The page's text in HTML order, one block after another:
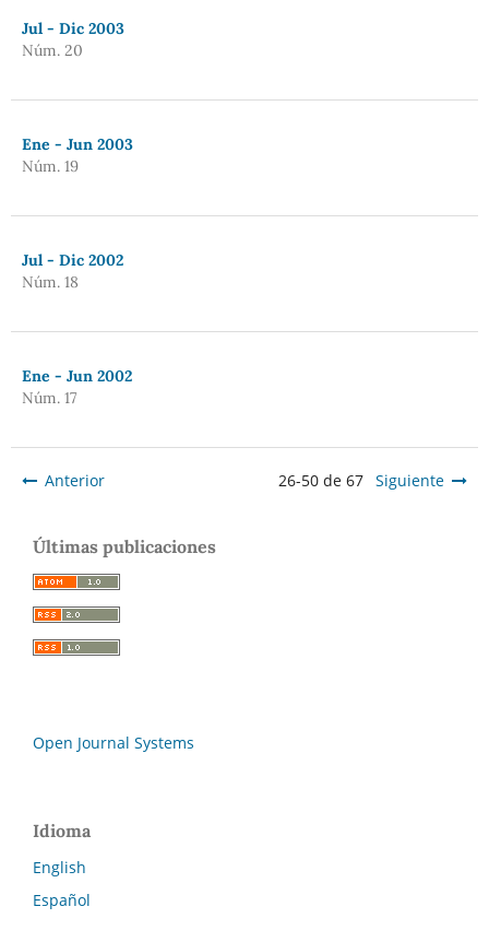
Jul - Dic 2003
Núm. 20
Ene - Jun 2003
Núm. 19
Jul - Dic 2002
Núm. 18
Ene - Jun 2002
Núm. 17
Anterior 26-50 de 67 Siguiente
Últimas publicaciones
Open Journal Systems
Idioma
English
Español